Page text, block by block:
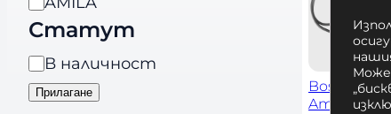
о
р
и
я
r
a
n
d
Статут
Н
а
В наличност
Прилагане
Bossu Ball
Amila